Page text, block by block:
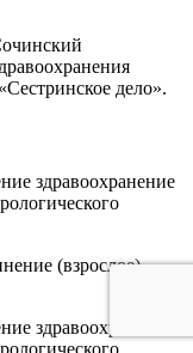
дело».
здравоохранение
(взрослое)
здравоохранение